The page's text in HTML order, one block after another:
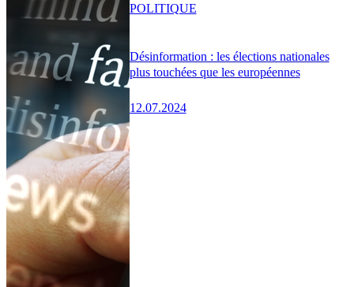
Désinformation : les élections nationales
plus touchées que les européennes
12.07.2024
POLITIQUE